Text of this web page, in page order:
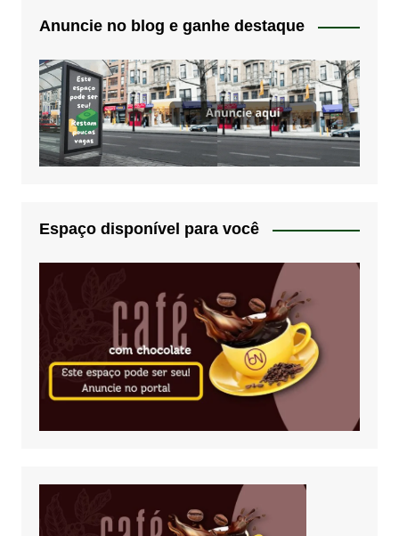
Anuncie no blog e ganhe destaque
Espaço disponível para você